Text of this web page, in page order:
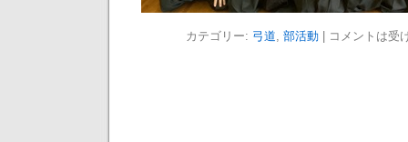
カテゴリー: 弓道, 部活動 コメントは受